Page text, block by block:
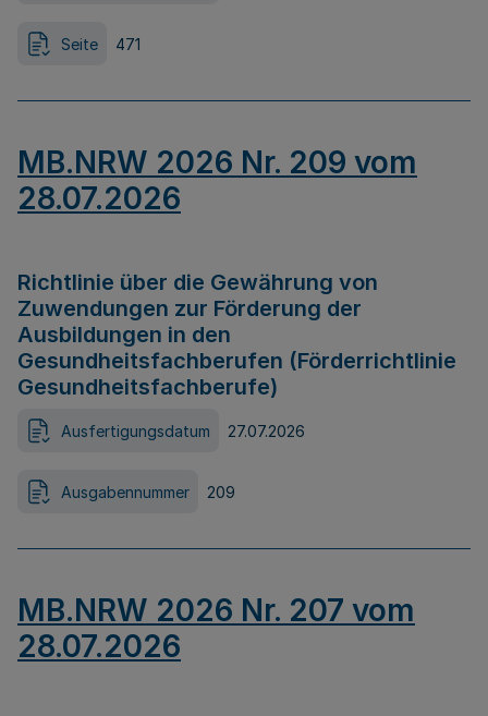
Seite 471
MB.NRW 2026 Nr. 209 vom
28.07.2026
Richtlinie über die Gewährung von
Zuwendungen zur Förderung der
Ausbildungen in den
Gesundheitsfachberufen (Förderrichtlinie
Gesundheitsfachberufe)
Ausfertigungsdatum 27.07.2026
Ausgabennummer 209
MB.NRW 2026 Nr. 207 vom
28.07.2026